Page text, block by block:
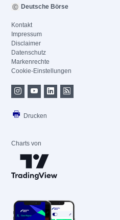
Deutsche Börse
Kontakt
Impressum
Disclaimer
Datenschutz
Markenrechte
Cookie-Einstellungen
Drucken
Charts von